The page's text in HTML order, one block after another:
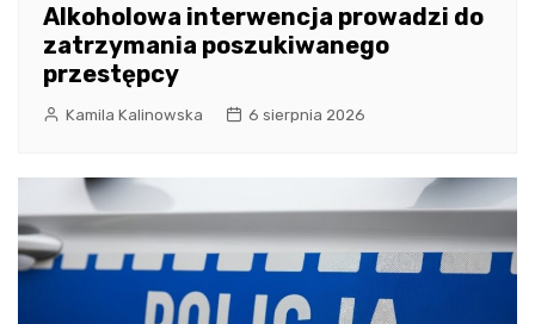
Alkoholowa interwencja prowadzi do
zatrzymania poszukiwanego
przestępcy
Kamila Kalinowska 6 sierpnia 2026